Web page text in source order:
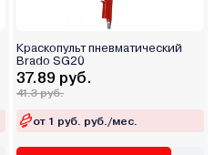
Краскопульт пневматический
Brado SG20
37.89 руб.
41.3 руб.
от 1 руб. руб./мес.